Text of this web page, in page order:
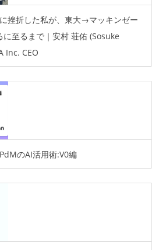
挫折した私が、東大→マッキンゼー
至るまで｜安村 荘佑 (Sosuke
Inc. CEO
のAI活用術:V0編